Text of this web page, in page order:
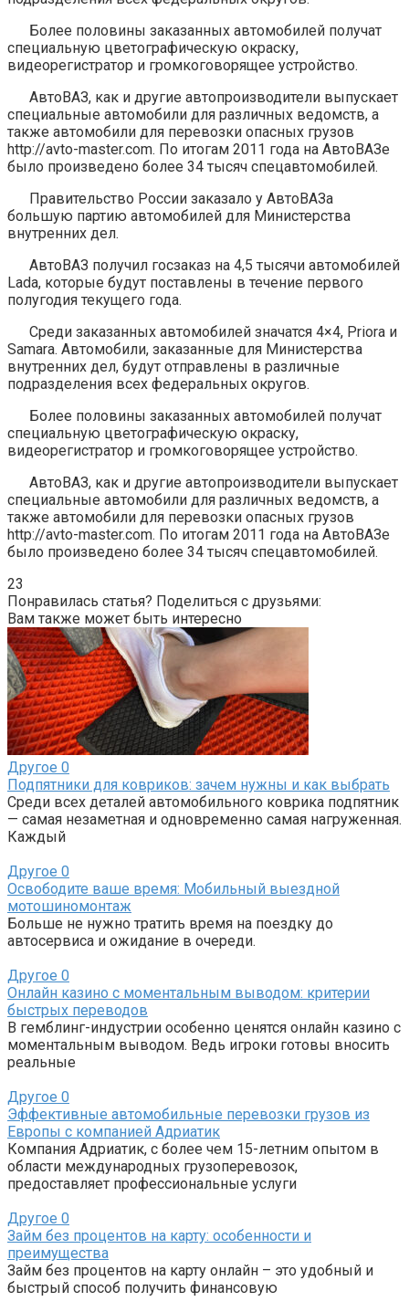
Более половины заказанных автомобилей получат
специальную цветографическую окраску,
видеорегистратор и громкоговорящее устройство.
АвтоВАЗ, как и другие автопроизводители выпускает
специальные автомобили для различных ведомств, а
также автомобили для перевозки опасных грузов
http://avto-master.com. По итогам 2011 года на АвтоВАЗе
было произведено более 34 тысяч спецавтомобилей.
Правительство России заказало у АвтоВАЗа
большую партию автомобилей для Министерства
внутренних дел.
АвтоВАЗ получил госзаказ на 4,5 тысячи автомобилей
Lada, которые будут поставлены в течение первого
полугодия текущего года.
Среди заказанных автомобилей значатся 4×4, Priora и
Samara. Автомобили, заказанные для Министерства
внутренних дел, будут отправлены в различные
подразделения всех федеральных округов.
Более половины заказанных автомобилей получат
специальную цветографическую окраску,
видеорегистратор и громкоговорящее устройство.
АвтоВАЗ, как и другие автопроизводители выпускает
специальные автомобили для различных ведомств, а
также автомобили для перевозки опасных грузов
http://avto-master.com. По итогам 2011 года на АвтоВАЗе
было произведено более 34 тысяч спецавтомобилей.
23
Понравилась статья? Поделиться с друзьями:
Вам также может быть интересно
Другое 0
Подпятники для ковриков: зачем нужны и как выбрать
Среди всех деталей автомобильного коврика подпятник
— самая незаметная и одновременно самая нагруженная.
Каждый
Другое 0
Освободите ваше время: Мобильный выездной
мотошиномонтаж
Больше не нужно тратить время на поездку до
автосервиса и ожидание в очереди.
Другое 0
Онлайн казино с моментальным выводом: критерии
быстрых переводов
В гемблинг-индустрии особенно ценятся онлайн казино с
моментальным выводом. Ведь игроки готовы вносить
реальные
Другое 0
Эффективные автомобильные перевозки грузов из
Европы с компанией Адриатик
Компания Адриатик, с более чем 15-летним опытом в
области международных грузоперевозок,
предоставляет профессиональные услуги
Другое 0
Займ без процентов на карту: особенности и
преимущества
Займ без процентов на карту онлайн – это удобный и
быстрый способ получить финансовую